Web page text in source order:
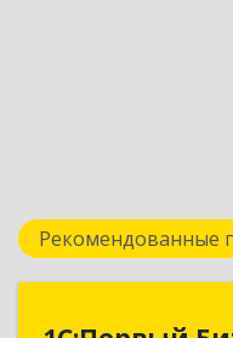
Рекомендованные